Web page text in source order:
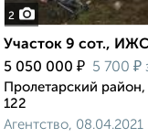
2
Участок 9 сот.,
5 050 000 ₽ 5 700 ₽
Пролетарский
122
Агентство, 08.04.2021